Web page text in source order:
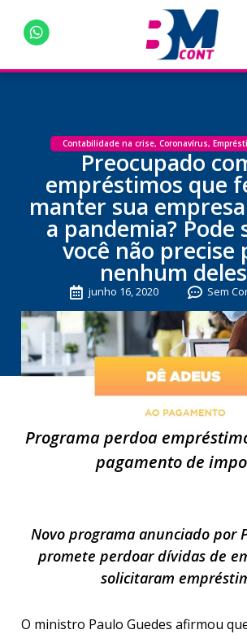
Contabilidade na crise, Coronavírus,
Preocupado
empréstimos que
manter sua
a pandemia? Pode
você não precise
nenhum
junho 16, 2020 Sem
Programa perdoa
pagamento de
Novo programa anunciado por
promete perdoar dívidas de
solicitaram
O ministro Paulo Guedes afirmou